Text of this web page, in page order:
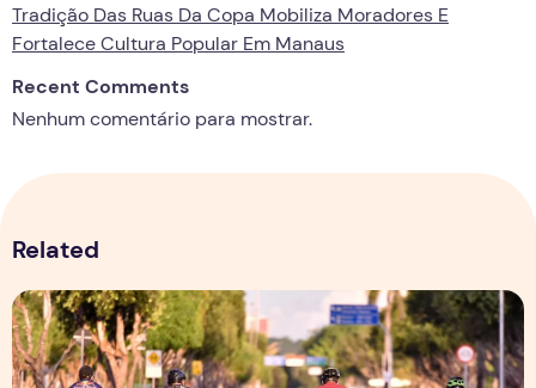
Tradição Das Ruas Da Copa Mobiliza Moradores E
Fortalece Cultura Popular Em Manaus
Recent Comments
Nenhum comentário para mostrar.
Related
Esporte verde e mobilidade ativa, pedalando por um futuro